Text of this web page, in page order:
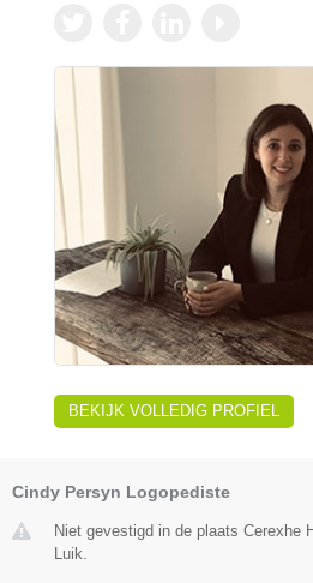
BEKIJK VOLLEDIG PROFIEL
Cindy Persyn Logopediste
Niet gevestigd in de plaats Cerexhe
Luik.